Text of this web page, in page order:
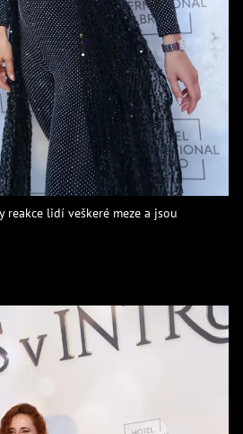
reakce lidí veškeré meze a jsou